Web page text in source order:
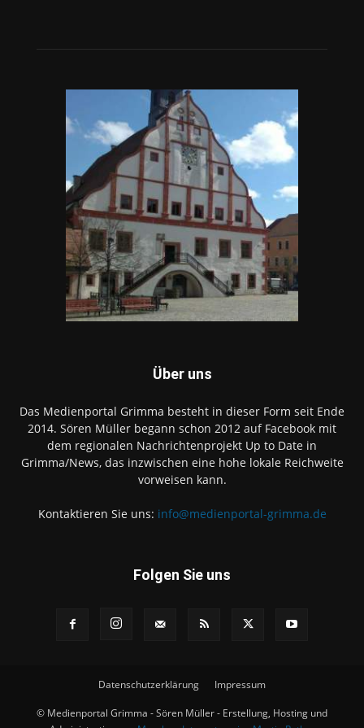
Über uns
Das Medienportal Grimma besteht in dieser Form seit Ende
2014. Sören Müller begann schon 2012 auf Facebook mit
dem regionalen Nachrichtenprojekt Up to Date in
Grimma/News, das inzwischen eine hohe lokale Reichweite
vorweisen kann.
Kontaktieren Sie uns: info@medienportal-grimma.de
Folgen Sie uns
Datenschutzerklärung Impressum
© Medienportal Grimma - Sören Müller - Erstellung, Hosting und